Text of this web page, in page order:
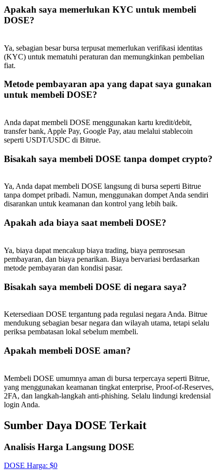
BTC Welcome Rewards
Deposit CASHCAT & Win
Share 500000 CASHCAT prize pool
Exclusive for BitMart Users
Register & Trade to Win 500,000 USDT
Precious Metals Trading Carnival
USDT New User Exclusive 10% APR
USDT Flexible Staking | Daily Rewards
BTC New User Exclusive: 6.5% APR
BTC Flexible Staking | Daily Rewards
Lebih Banyak Acara
Menangkan Hadiah dan Hadiah Eksklusif
Pusat Hadiah
Apakah saya memerlukan KYC untuk membeli
DOSE?
Ya, sebagian besar bursa terpusat memerlukan verifikasi identitas
(KYC) untuk mematuhi peraturan dan memungkinkan pembelian
fiat.
Metode pembayaran apa yang dapat saya gunakan
untuk membeli DOSE?
Anda dapat membeli DOSE menggunakan kartu kredit/debit,
transfer bank, Apple Pay, Google Pay, atau melalui stablecoin
seperti USDT/USDC di Bitrue.
Bisakah saya membeli DOSE tanpa dompet crypto?
Ya, Anda dapat membeli DOSE langsung di bursa seperti Bitrue
tanpa dompet pribadi. Namun, menggunakan dompet Anda sendiri
disarankan untuk keamanan dan kontrol yang lebih baik.
Apakah ada biaya saat membeli DOSE?
Ya, biaya dapat mencakup biaya trading, biaya pemrosesan
pembayaran, dan biaya penarikan. Biaya bervariasi berdasarkan
metode pembayaran dan kondisi pasar.
Bisakah saya membeli DOSE di negara saya?
Ketersediaan DOSE tergantung pada regulasi negara Anda. Bitrue
mendukung sebagian besar negara dan wilayah utama, tetapi selalu
periksa pembatasan lokal sebelum membeli.
Apakah membeli DOSE aman?
Membeli DOSE umumnya aman di bursa terpercaya seperti Bitrue,
yang menggunakan keamanan tingkat enterprise, Proof-of-Reserves,
2FA, dan langkah-langkah anti-phishing. Selalu lindungi kredensial
login Anda.
Sumber Daya DOSE Terkait
Analisis Harga Langsung DOSE
DOSE Harga: $0